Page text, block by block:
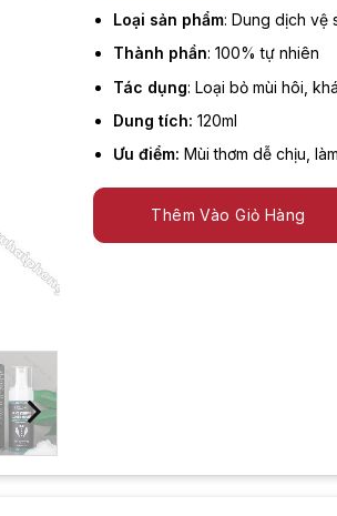
Loại sản phẩm: Dung dịch vệ
Thành phần: 100% tự nhiên
Tác dụng: Loại bỏ mùi hôi,
Dung tích: 120ml
Ưu điểm: Mùi thơm dễ chịu,
Thêm Vào Giỏ Hàng